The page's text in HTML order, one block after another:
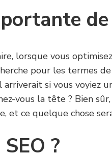
lorsque vous
pour les termes
arriverait si vous
vous la tête ? Bien
et ce quelque chose
?